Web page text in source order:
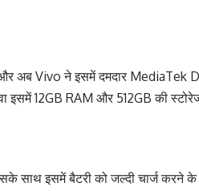
और अब Vivoने इसमें दमदार MediaTek
12GB RAM और 512GB की स्टोरेज
साथ इसमें बैटरी को जल्दी चार्ज करने के